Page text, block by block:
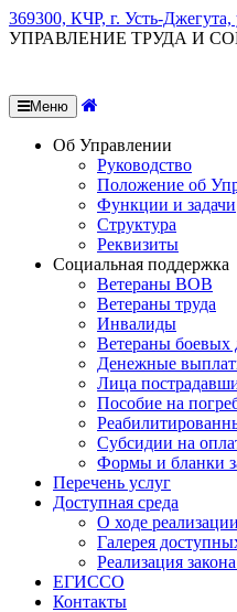
369300, КЧР, г. Усть-
УПРАВЛЕНИЕ ТРУДА И
Меню
Об Управлении
Руководство
Положение об
Функции и задачи
Структура
Реквизиты
Социальная поддержка
Ветераны ВОВ
Ветераны труда
Инвалиды
Ветераны боевых
Денежные
Лица
Пособие на
Субсидии на
Формы и бланки
Перечень услуг
Доступная среда
О ходе
Галерея
Реализация
ЕГИСCО
Контакты